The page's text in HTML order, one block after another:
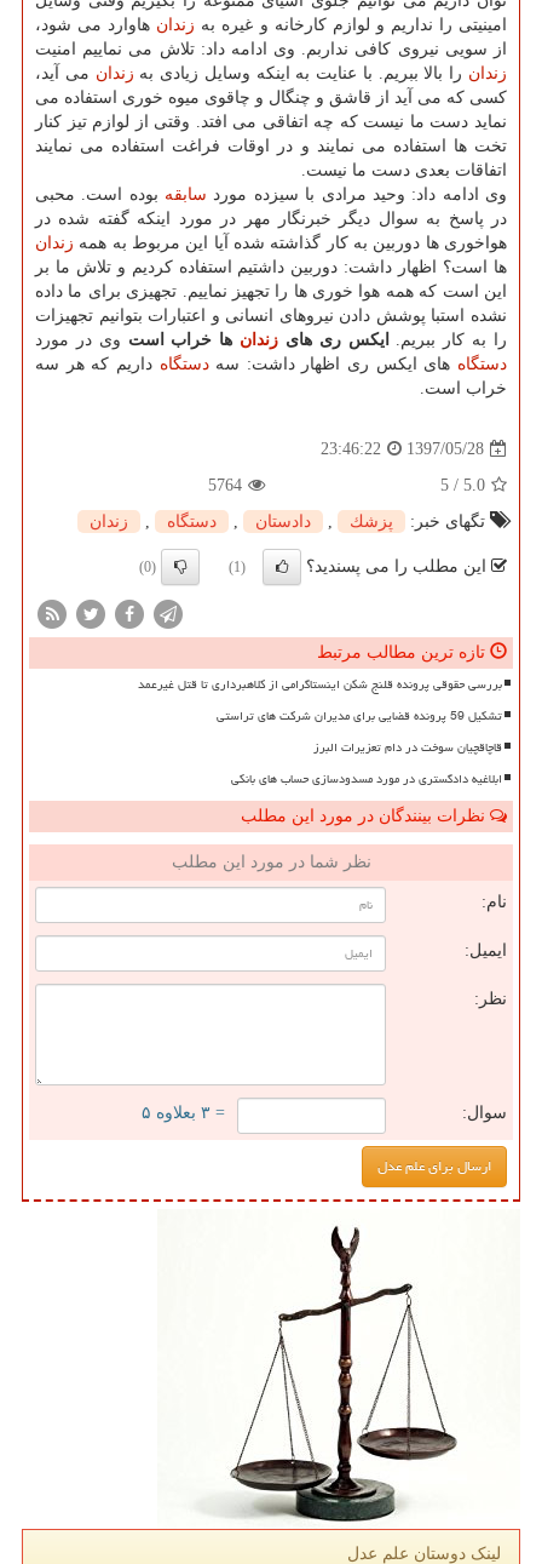
امینیتی را نداریم و لوازم كارخانه و غیره به زندان هاوارد می شود،
از سویی نیروی كافی نداربم. وی ادامه داد: تلاش می نماییم امنیت
زندان را بالا ببریم. با عنایت به اینكه وسایل زیادی به زندان می آید،
كسی كه می آید از قاشق و چنگال و چاقوی میوه خوری استفاده می
نماید دست ما نیست كه چه اتفاقی می افتد. وقتی از لوازم تیز كنار
تخت ها استفاده می نمایند و در اوقات فراغت استفاده می نمایند
اتفاقات بعدی دست ما نیست.
وی ادامه داد: وحید مرادی با سیزده مورد سابقه بوده است. محبی
در پاسخ به سوال دیگر خبرنگار مهر در مورد اینكه گفته شده در
هواخوری ها دوربین به كار گذاشته شده آیا این مربوط به همه زندان
ها است؟ اظهار داشت: دوربین داشتیم استفاده كردیم و تلاش ما بر
این است كه همه هوا خوری ها را تجهیز نماییم. تجهیزی برای ما داده
نشده استبا پوشش دادن نیروهای انسانی و اعتبارات بتوانیم تجهیزات
را به كار ببریم.
ایكس ری های زندان ها خراب است وی در مورد
دستگاه های ایكس ری اظهار داشت: سهدستگاه داریم كه هر سه
خراب است.
1397/05/28
23:46:22
5.0
/
5
5764
تگهای خبر:
پزشك , دادستان , دستگاه , زندان
این مطلب را می پسندید؟ (1)
(0)
تازه ترین مطالب مرتبط
بررسی حقوقی پرونده قلنج شکن اینستاگرامی از کلاهبرداری تا قتل غیرعمد
تشکیل 59 پرونده قضایی برای مدیران شرکت های تراستی
قاچاقچیان سوخت در دام تعزیرات البرز
ابلاغیه دادگستری در مورد مسدودسازی حساب های بانکی
نظرات بینندگان در مورد این مطلب
نظر شما در مورد این مطلب
نام:
ایمیل:
نظر:
سوال: = ۳ بعلاوه ۵
لینک دوستان علم عدل